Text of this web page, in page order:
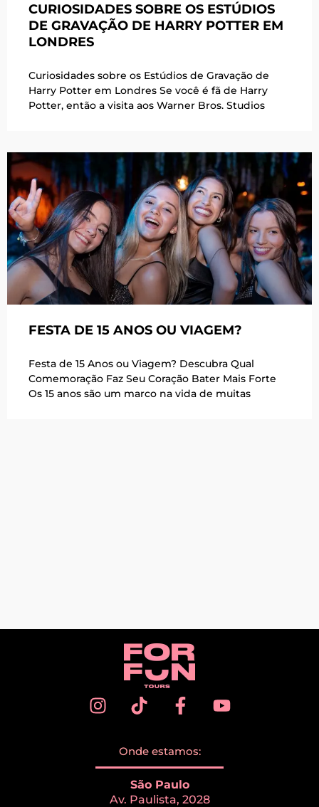
CURIOSIDADES SOBRE OS ESTÚDIOS
DE GRAVAÇÃO DE HARRY POTTER EM
LONDRES
Curiosidades sobre os Estúdios de Gravação de
Harry Potter em Londres Se você é fã de Harry
Potter, então a visita aos Warner Bros. Studios
FESTA DE 15 ANOS OU VIAGEM?
Festa de 15 Anos ou Viagem? Descubra Qual
Comemoração Faz Seu Coração Bater Mais Forte
Os 15 anos são um marco na vida de muitas
Onde estamos:
São Paulo
Av. Paulista, 2028